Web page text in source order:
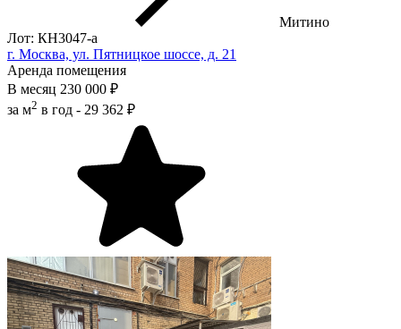
Митино
Лот: КН3047-a
г. Москва, ул. Пятницкое шоссе, д. 21
Аренда помещения
В месяц 230 000 ₽
за м2 в год - 29 362 ₽